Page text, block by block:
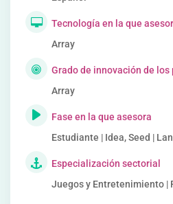
Tecnología en la que
Array
Grado de innovación de
Array
Fase en la que asesora
Estudiante | Idea, Seed |
Especialización sectorial
Juegos y Entretenimiento |